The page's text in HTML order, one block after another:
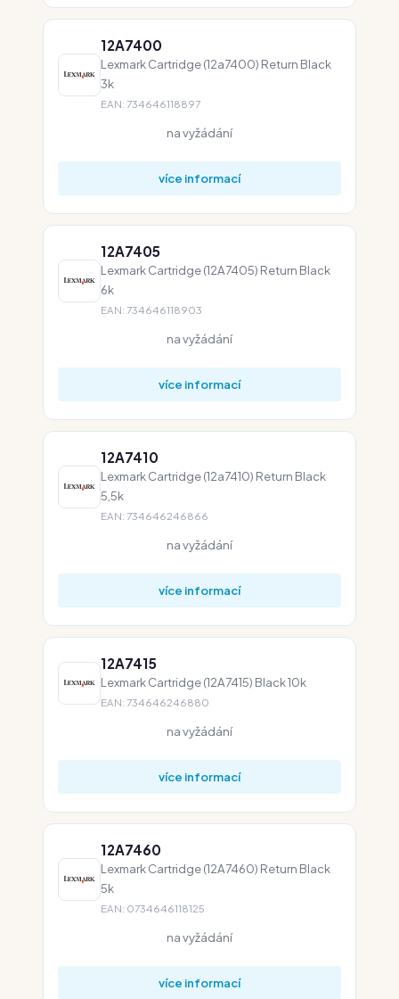
12A7400
Lexmark Cartridge (12a7400) Return Black
3k
EAN: 734646118897
na vyžádání
více informací
12A7405
Lexmark Cartridge (12A7405) Return Black
6k
EAN: 734646118903
na vyžádání
více informací
12A7410
Lexmark Cartridge (12a7410) Return Black
5,5k
EAN: 734646246866
na vyžádání
více informací
12A7415
Lexmark Cartridge (12A7415) Black 10k
EAN: 734646246880
na vyžádání
více informací
12A7460
Lexmark Cartridge (12A7460) Return Black
5k
EAN: 0734646118125
na vyžádání
více informací